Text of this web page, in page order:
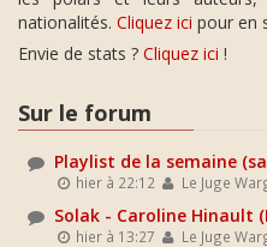
nationalités. Cliquez ici pour en
Envie de stats ? Cliquez ici !
Sur le forum
Playlist de la semaine
hier à 22:12 Le Juge
Solak - Caroline Hinault
hier à 13:27 Le Juge